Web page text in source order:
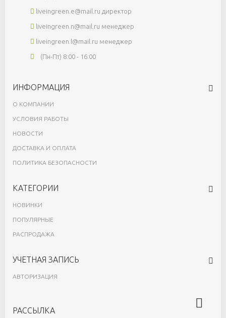
liveingreen.e@mail.ru директор
liveingreen.n@mail.ru менеджер
liveingreen.l@mail.ru менеджер
(Пн-Пт) 8:00 - 16:00
ИНФОРМАЦИЯ
О КОМПАНИИ
УСЛОВИЯ РАБОТЫ
НОВОСТИ
ДОСТАВКА И ОПЛАТА
ПОЛИТИКА БЕЗОПАСНОСТИ
КАТЕГОРИИ
НОВИНКИ
ПОПУЛЯРНЫЕ
РАСПРОДАЖА
УЧЕТНАЯ ЗАПИСЬ
АВТОРИЗАЦИЯ
РАССЫЛКА